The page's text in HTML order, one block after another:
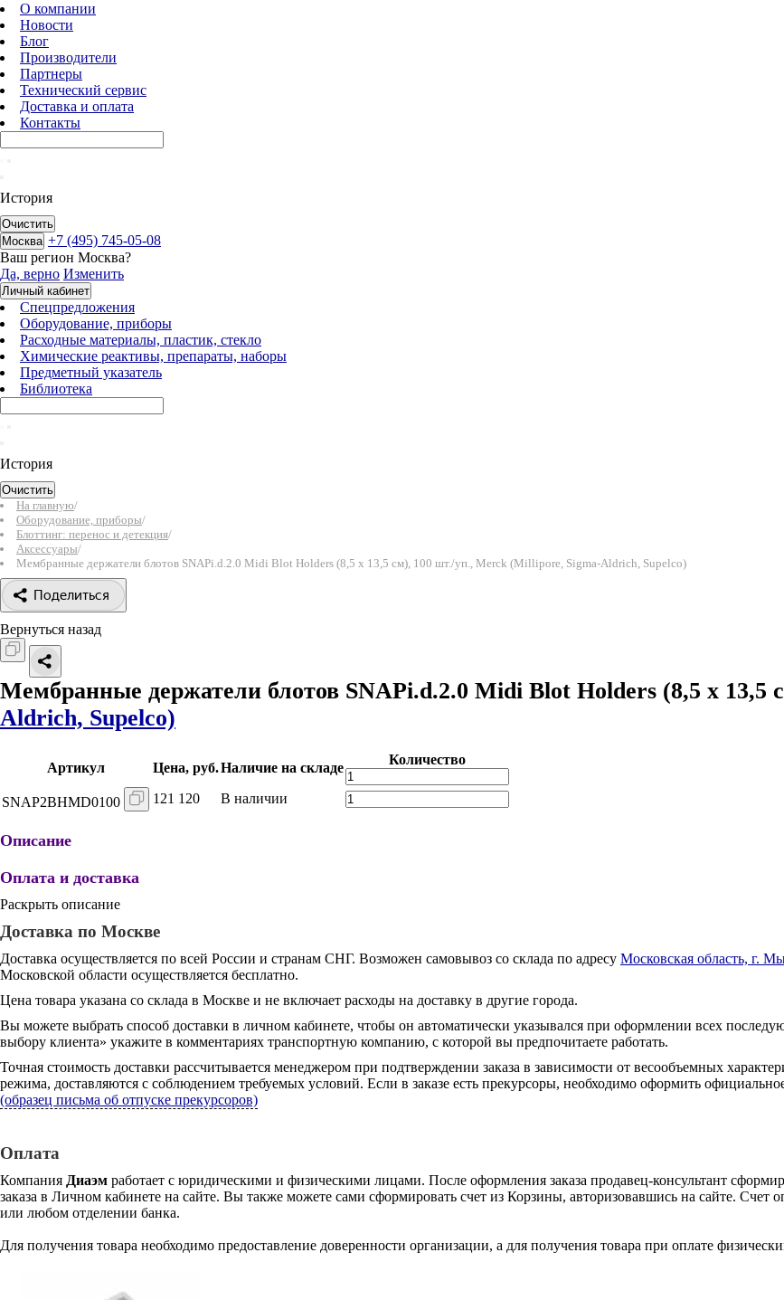
О компании
Новости
Блог
Производители
Партнеры
Технический сервис
Доставка и оплата
Контакты
История
Очистить
Москва +7 (495) 745-05-08
Ваш регион Москва?
Да, верно Изменить
Личный кабинет
Спецпредложения
Оборудование, приборы
Расходные материалы, пластик, стекло
Химические реактивы, препараты, наборы
Предметный указатель
Библиотека
История
Очистить
На главную/
Оборудование, приборы/
Блоттинг: перенос и детекция/
Аксессуары/
Мембранные держатели блотов SNAPi.d.2.0 Midi Blot Holders (8,5 x 13,5 см), 100 шт./уп., Merck (Millipore, Sigma-Aldrich, Supelco)
Поделиться
Вернуться назад
Мембранные держатели блотов SNAPi.d.2.0 Midi Blot Holders (8,5 x 13,5
Aldrich, Supelco)
Артикул Цена, руб.Наличие на складе
Количество
SNAP2BHMD0100 121 120 В наличии
Описание
Оплата и доставка
Раскрыть описание
Доставка по Москве
Доставка осуществляется по всей России и странам СНГ. Возможен самовывоз со склада по адресу Московская область, г.
Московской области осуществляется бесплатно.
Цена товара указана со склада в Москве и не включает расходы на доставку в другие города.
Вы можете выбрать способ доставки в личном кабинете, чтобы он автоматически указывался при оформлении всех
выбору клиента» укажите в комментариях транспортную компанию, с которой вы предпочитаете работать.
Точная стоимость доставки рассчитывается менеджером при подтверждении заказа в зависимости от весообъемных
режима, доставляются с соблюдением требуемых условий. Если в заказе есть прекурсоры, необходимо оформить
(образец письма об отпуске прекурсоров)
Оплата
Компания Диаэм работает с юридическими и физическими лицами. После оформления заказа продавец-консультант
заказа в Личном кабинете на сайте. Вы также можете сами сформировать счет из Корзины, авторизовавшись на сайте. Счет
или любом отделении банка.
Для получения товара необходимо предоставление доверенности организации, а для получения товара при оплате